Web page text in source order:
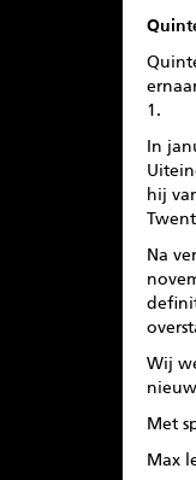
1.
In
hij
Na
Wij
Met
Max